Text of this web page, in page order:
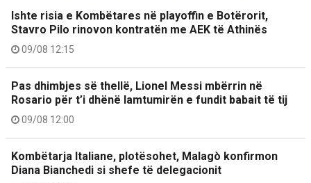
Ishte risia e Kombëtares në playoffin e Botërorit,
Stavro Pilo rinovon kontratën me AEK të Athinës
09/08 12:15
Pas dhimbjes së thellë, Lionel Messi mbërrin në
Rosario për t’i dhënë lamtumirën e fundit babait të tij
09/08 12:00
Kombëtarja Italiane, plotësohet, Malagò konfirmon
Diana Bianchedi si shefe të delegacionit